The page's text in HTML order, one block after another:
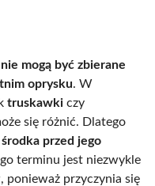
mogą być zbierane
oprysku. W
truskawki czy
się różnić. Dlatego
przed jego
terminu jest niezwykle
przyczynia się